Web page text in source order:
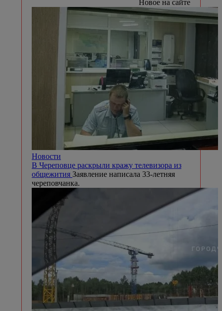
Новое на сайте
Новости
В Череповце раскрыли кражу телевизора из
общежития Заявление написала 33-летняя
череповчанка.